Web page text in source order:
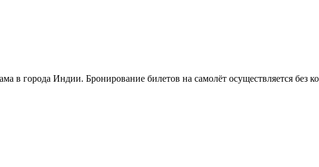
в города Индии. Бронирование билетов на самолёт осуществляется без